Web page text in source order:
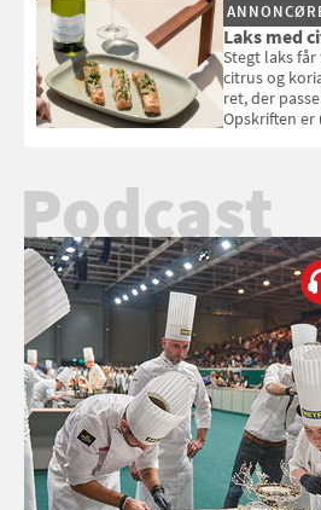
Laks med
Stegt laks
citrus og
ret, der
Opskriften er
Podcast